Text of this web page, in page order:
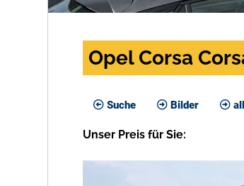
Opel Corsa
Suche Bilder
Unser Preis für Sie: